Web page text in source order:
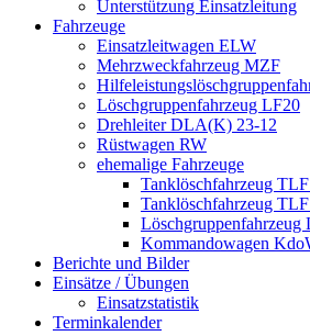
Unterstützung Einsatzleitung
Fahrzeuge
Einsatzleitwagen ELW
Mehrzweckfahrzeug MZF
Löschgruppenfahrzeug LF20
Drehleiter DLA(K) 23-12
Rüstwagen RW
ehemalige Fahrzeuge
Tanklöschfahrzeug
Tanklöschfahrzeug
Löschgruppenfahrzeug
Kommandowagen
Berichte und Bilder
Einsätze / Übungen
Einsatzstatistik
Terminkalender